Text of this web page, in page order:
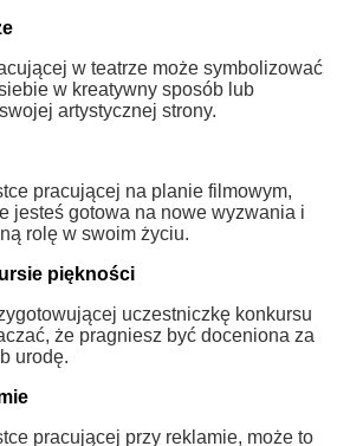
w teatrze może symbolizować
w kreatywny sposób lub
artystycznej strony.
pracującej na planie filmowym,
jesteś gotowa na nowe wyzwania i
rolę w swoim życiu.
piękności
uczestniczkę konkursu
że pragniesz być doceniona za
urodę.
pracującej przy reklamie, może to